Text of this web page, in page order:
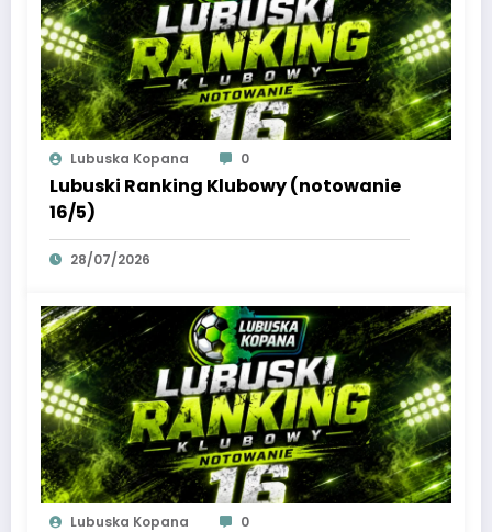
Lubuska Kopana 0
Lubuski Ranking Klubowy (notowanie
16/5)
28/07/2026
Lubuska Kopana 0